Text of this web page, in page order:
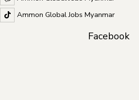
Ammon Global Jobs Myanmar
Facebook